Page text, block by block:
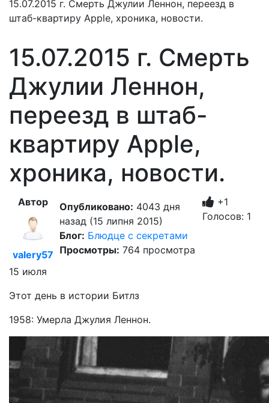
15.07.2015 г. Смерть Джулии Леннон, переезд в
штаб-квартиру Apple, хроника, новости.
15.07.2015 г. Смерть
Джулии Леннон,
переезд в штаб-
квартиру Apple,
хроника, новости.
Автор
valery57
Опубликовано: 4043 дня
назад (15 липня 2015)
Блог: Блюдце с секретами
Просмотры: 764 просмотра
+1
Голосов: 1
15 июля
Этот день в истории Битлз
1958: Умерла Джулия Леннон.